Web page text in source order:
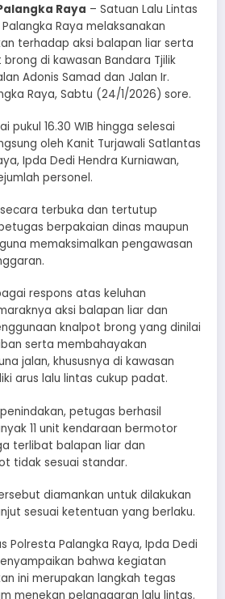
Raya – Satuan Lalu Lintas
Raya melaksanakan
terhadap aksi balapan liar serta
di kawasan Bandara Tjilik
Adonis Samad dan Jalan Ir.
Raya, Sabtu (24/1/2026) sore.
pukul 16.30 WIB hingga selesai
oleh Kanit Turjawali Satlantas
Ipda Dedi Hendra Kurniawan,
personel.
terbuka dan tertutup
berpakaian dinas maupun
memaksimalkan pengawasan
respons atas keluhan
aksi balapan liar dan
knalpot brong yang dinilai
serta membahayakan
jalan, khususnya di kawasan
arus lalu lintas cukup padat.
petugas berhasil
11 unit kendaraan bermotor
terlibat balapan liar dan
tidak sesuai standar.
diamankan untuk dilakukan
sesuai ketentuan yang berlaku.
Polresta Palangka Raya, Ipda Dedi
bahwa kegiatan
ini merupakan langkah tegas
menekan pelanggaran lalu lintas.